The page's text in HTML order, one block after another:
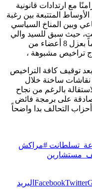
مع ارتدادات قانونية
المتتبعة بين رغبة
وبين المناخ السياسي
حيث سبق للسيد والي
جهة مراكش-آسفي أن أصدر قراراً حاسماً بعزل 8 أعضاء من
تراخيص مشبوهة ،
توقيف كافة التراخيص
نقاشات ساخنة خلال
بالرغم من نجاح
على برمجة فائض
التحالف بدا واضحاً
#مراكش
FacebookTwitter
البريد